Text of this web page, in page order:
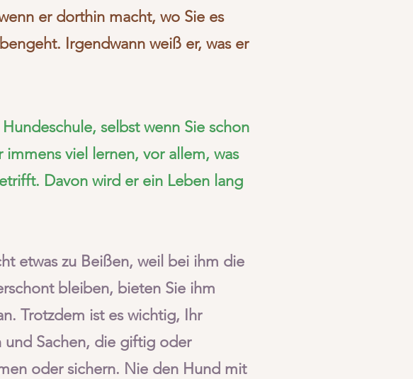
er dorthin macht, wo Sie es
Irgendwann weiß er, was er
selbst wenn Sie schon
viel lernen, vor allem, was
Davon wird er ein Leben lang
etwas zu Beißen, weil bei ihm die
bleiben, bieten Sie ihm
Trotzdem ist es wichtig, Ihr
und Sachen, die giftig oder
oder sichern. Nie den Hund mit